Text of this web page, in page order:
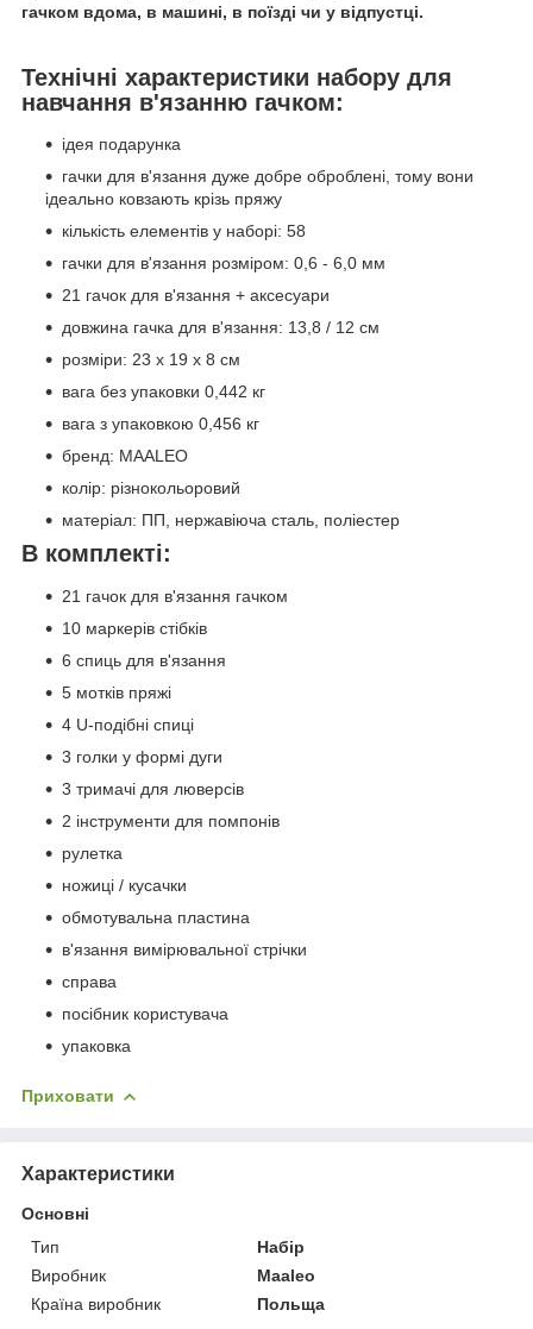
гачком вдома, в машині, в поїзді чи у відпустці.
Технічні характеристики набору для
навчання в'язанню гачком:
ідея подарунка
гачки для в'язання дуже добре оброблені, тому вони
ідеально ковзають крізь пряжу
кількість елементів у наборі: 58
гачки для в'язання розміром: 0,6 - 6,0 мм
21 гачок для в'язання + аксесуари
довжина гачка для в'язання: 13,8 / 12 см
розміри: 23 x 19 x 8 см
вага без упаковки 0,442 кг
вага з упаковкою 0,456 кг
бренд: MAALEO
колір: різнокольоровий
матеріал: ПП, нержавіюча сталь, поліестер
В комплекті:
21 гачок для в'язання гачком
10 маркерів стібків
6 спиць для в'язання
5 мотків пряжі
4 U-подібні спиці
3 голки у формі дуги
3 тримачі для люверсів
2 інструменти для помпонів
рулетка
ножиці / кусачки
обмотувальна пластина
в'язання вимірювальної стрічки
справа
посібник користувача
упаковка
Приховати
Характеристики
Основні
Тип
Набір
Виробник
Maaleo
Країна виробник
Польща